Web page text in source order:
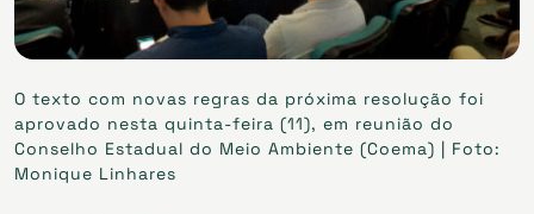
O texto com novas regras da próxima resolução foi
aprovado nesta quinta-feira (11), em reunião do
Conselho Estadual do Meio Ambiente (Coema) | Foto:
Monique Linhares